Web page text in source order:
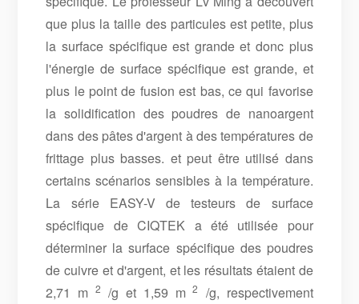
que plus la taille des particules est petite, plus
la surface spécifique est grande et donc plus
l'énergie de surface spécifique est grande, et
plus le point de fusion est bas, ce qui favorise
la solidification des poudres de nanoargent
dans des pâtes d'argent à des températures de
frittage plus basses. et peut être utilisé dans
certains scénarios sensibles à la température.
La série EASY-V de testeurs de surface
spécifique de CIQTEK a été utilisée pour
déterminer la surface spécifique des poudres
de cuivre et d'argent, et les résultats étaient de
2,71 m 2 /g et 1,59 m2
/g, respectivement